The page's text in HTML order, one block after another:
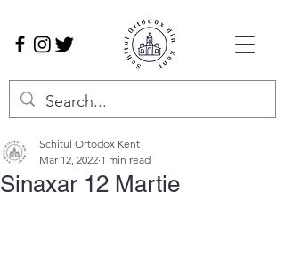
Sinaxar 12 Martie
Schitul Ortodox Kent
Mar 12, 2022 1 min read